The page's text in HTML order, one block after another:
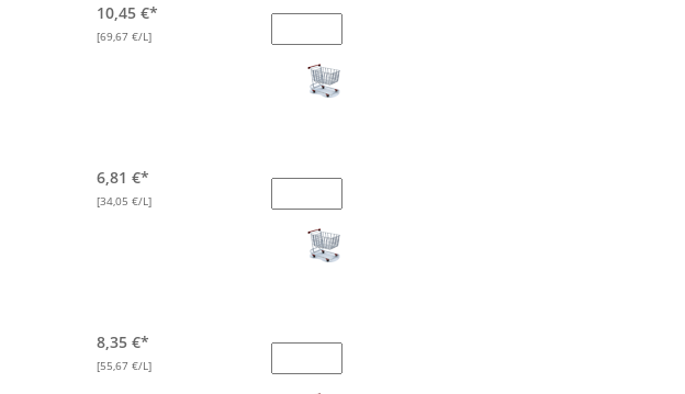
10,45 €*
[69,67 €/L]
6,81 €*
[34,05 €/L]
8,35 €*
[55,67 €/L]